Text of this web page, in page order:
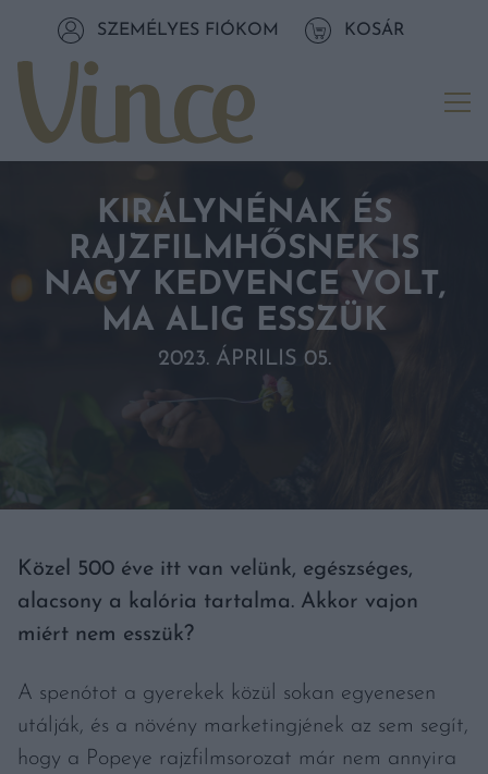
Tovább a tartalomhozSZEMÉLYES FIÓKOM KOSÁR
KIRÁLYNÉNAK ÉS
RAJZFILMHŐSNEK IS
NAGY KEDVENCE VOLT,
MA ALIG ESSZÜK
2023. ÁPRILIS 05.
Közel 500 éve itt van velünk, egészséges,
alacsony a kalória tartalma. Akkor vajon
miért nem esszük?
A spenótot a gyerekek közül sokan egyenesen
utálják, és a növény marketingjének az sem segít,
hogy a Popeye rajzfilmsorozat már nem annyira